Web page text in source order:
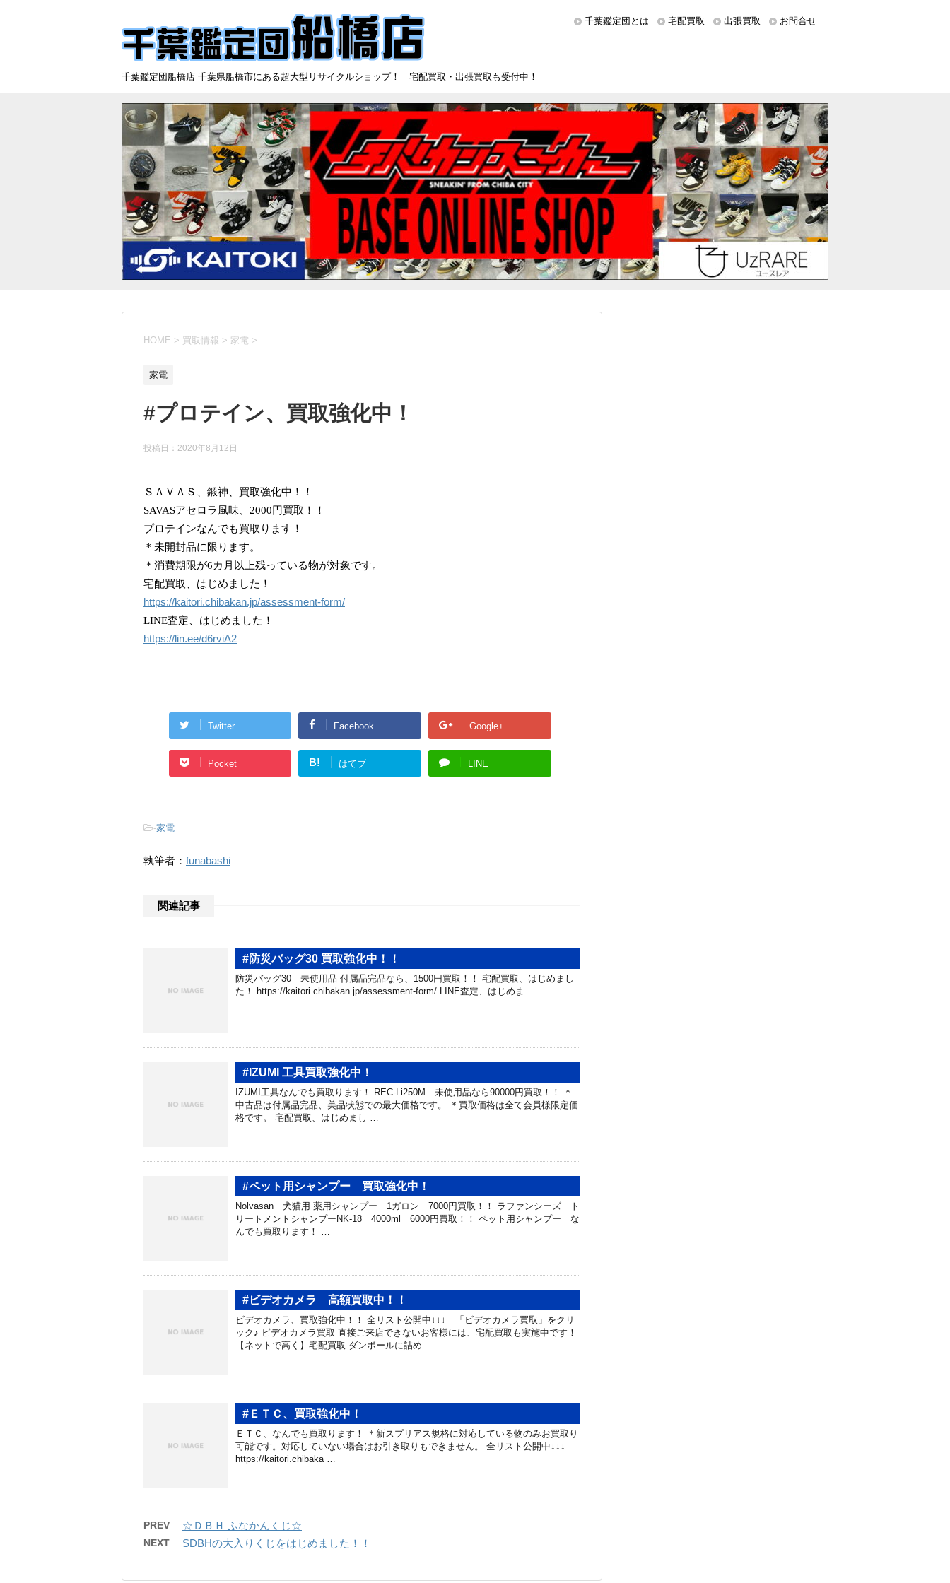
千葉鑑定団船橋店 千葉県船橋市にある超大型リサイクルショップ！ 宅配買取・出張買取も受付中！
千葉鑑定団とは 宅配買取 出張買取 お問合せ
HOME > 買取情報 > 家電 >
家電
#プロテイン、買取強化中！
投稿日： 2020年8月12日
ＳＡＶＡＳ、鍛神、買取強化中！！
SAVASアセロラ風味、2000円買取！！
プロテインなんでも買取ります！
＊未開封品に限ります。
＊消費期限が6カ月以上残っている物が対象です。
宅配買取、はじめました！
https://kaitori.chibakan.jp/assessment-form/
LINE査定、はじめました！
https://lin.ee/d6rviA2
Twitter Facebook Google+
Pocket B! はてブ LINE
-家電
執筆者： funabashi
関連記事
#防災バッグ30 買取強化中！！
防災バッグ30 未使用品 付属品完品なら、1500円買取！！ 宅配買取、はじめまし
た！ https://kaitori.chibakan.jp/assessment-form/ LINE査定、はじめま …
#IZUMI 工具買取強化中！
IZUMI工具なんでも買取ります！ REC-Li250M 未使用品なら90000円買取！！ ＊
中古品は付属品完品、美品状態での最大価格です。 ＊買取価格は全て会員様限定価
格です。 宅配買取、はじめまし …
#ペット用シャンプー 買取強化中！
Nolvasan 犬猫用 薬用シャンプー 1ガロン 7000円買取！！ ラファンシーズ ト
リートメントシャンプーNK-18 4000ml 6000円買取！！ ペット用シャンプー な
んでも買取ります！ …
#ビデオカメラ 高額買取中！！
ビデオカメラ、買取強化中！！ 全リスト公開中↓↓↓ 「ビデオカメラ買取」をクリ
ック♪ ビデオカメラ買取 直接ご来店できないお客様には、宅配買取も実施中です！
【ネットで高く】宅配買取 ダンボールに詰め …
#ＥＴＣ、買取強化中！
ＥＴＣ、なんでも買取ります！ ＊新スプリアス規格に対応している物のみお買取り
可能です。対応していない場合はお引き取りもできません。 全リスト公開中↓↓↓
https://kaitori.chibaka …
PREV ☆ＤＢＨ ふなかんくじ☆
NEXT SDBHの大入りくじをはじめました！！